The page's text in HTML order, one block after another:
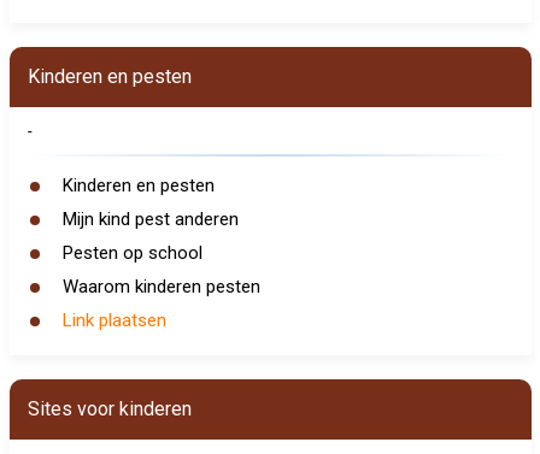
Kinderen en pesten
-
Kinderen en pesten
Mijn kind pest anderen
Pesten op school
Waarom kinderen pesten
Link plaatsen
Sites voor kinderen